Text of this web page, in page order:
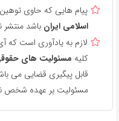
پیام هایی که حاوی
اسلامی ایران باشد
لازم به یادآوری است
کلیه مسئولیت های
قابل پیگیری قضایی می
مسئولیت بر عهده شخص